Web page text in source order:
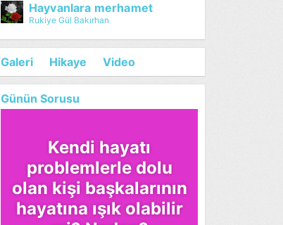
Hayvanlara merhamet
Rukiye Gül Bakırhan
Galeri Hikaye Video
Günün Sorusu
Kendi hayatı
problemlerle dolu
olan kişi başkalarının
hayatına ışık olabilir